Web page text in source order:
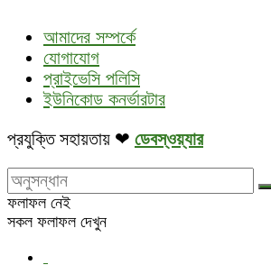
আমাদের সম্পর্কে
যোগাযোগ
প্রাইভেসি পলিসি
ইউনিকোড কনর্ভারটার
প্রযুক্তি সহায়তায় ❤ ডেবস্ওয়্যার
ফলাফল নেই
সকল ফলাফল দেখুন